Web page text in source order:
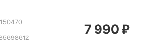
7 990₽